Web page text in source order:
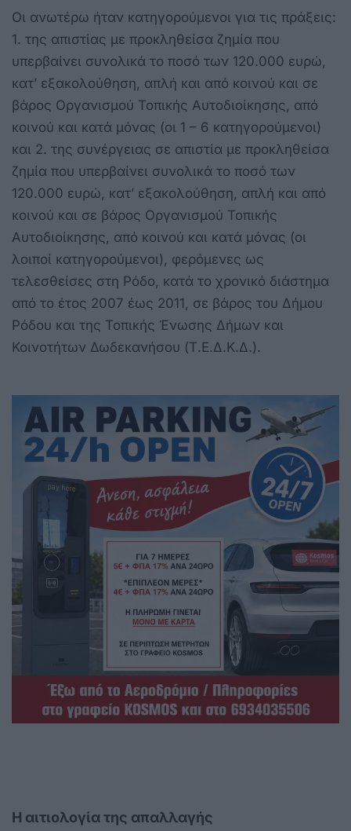
Οι ανωτέρω ήταν κατηγορούμενοι για τις πράξεις:
1. της απιστίας με προκληθείσα ζημία που
υπερβαίνει συνολικά το ποσό των 120.000 ευρώ,
κατ’ εξακολούθηση, απλή και από κοινού και σε
βάρος Οργανισμού Τοπικής Αυτοδιοίκησης, από
κοινού και κατά μόνας (οι 1 – 6 κατηγορούμενοι)
και 2. της συνέργειας σε απιστία με προκληθείσα
ζημία που υπερβαίνει συνολικά το ποσό των
120.000 ευρώ, κατ’ εξακολούθηση, απλή και από
κοινού και σε βάρος Οργανισμού Τοπικής
Αυτοδιοίκησης, από κοινού και κατά μόνας (οι
λοιποί κατηγορούμενοι), φερόμενες ως
τελεσθείσες στη Ρόδο, κατά το χρονικό διάστημα
από το έτος 2007 έως 2011, σε βάρος του Δήμου
Ρόδου και της Τοπικής Ένωσης Δήμων και
Κοινοτήτων Δωδεκανήσου (Τ.Ε.Δ.Κ.Δ.).
Η αιτιολογίατης απαλλαγής